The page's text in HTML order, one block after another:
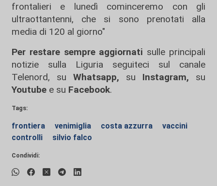
frontalieri e lunedì cominceremo con gli
ultraottantenni, che si sono prenotati alla
media di 120 al giorno"
Per restare sempre aggiornati sulle principali
notizie sulla Liguria seguiteci sul canale
Telenord, su
Whatsapp, su Instagram, su
Youtube e su Facebook.
Tags:
frontiera venimiglia costa azzurra
vaccini
controlli
silvio falco
Condividi: